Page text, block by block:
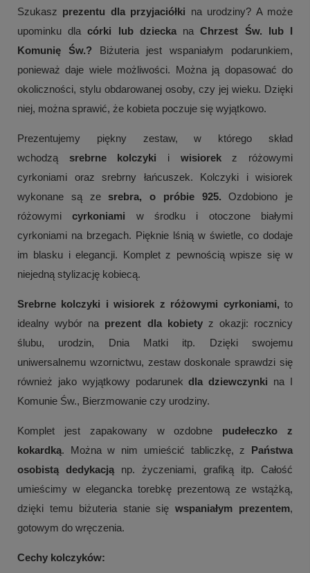
Szukasz prezentu dla przyjaciółki na urodziny? A może
upominku dla córki lub dzieckana Chrzest Św. lub I
Komunię Św.?Biżuteria jest wspaniałym podarunkiem,
ponieważ daje wiele możliwości. Można ją dopasować do
okoliczności, stylu obdarowanej osoby, czy jej wieku. Dzięki
niej, można sprawić, że kobieta poczuje się wyjątkowo.
Prezentujemy piękny zestaw, w którego skład
wchodzą
srebrne kolczyki i wisiorek z różowymi
cyrkoniami oraz srebrny łańcuszek. Kolczyki i wisiorek
wykonane są ze
srebra, o próbie 925.
Ozdobiono je
różowymi
cyrkoniami
w środku i otoczone białymi
cyrkoniami na brzegach. Pięknie lśnią w świetle, co dodaje
im blasku i elegancji. Komplet z pewnością wpisze się w
niejedną stylizację kobiecą.
Srebrne kolczyki i wisiorek z różowymi cyrkoniami, to
idealny wybór na prezent dla kobiety z okazji: rocznicy
ślubu, urodzin, Dnia Matki itp. Dzięki swojemu
uniwersalnemu wzornictwu, zestaw doskonale sprawdzi się
również jako wyjątkowy podarunekdla dziewczynki na I
Komunie Św., Bierzmowanie czy urodziny.
Komplet jest zapakowany w ozdobne pudełeczko z
kokardką. Można w nim umieścić tabliczkę, z Państwa
osobistą dedykacją np. życzeniami, grafiką itp. Całość
umieścimy w elegancka torebkę prezentową ze wstążką,
dzięki temu biżuteria stanie sięwspaniałym prezentem,
gotowym do wręczenia.
Cechy kolczyków: